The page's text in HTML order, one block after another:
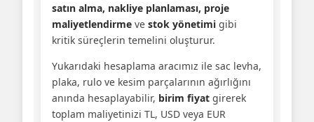
satın alma, nakliye planlaması, proje
maliyetlendirme ve stok yönetimi gibi
kritik süreçlerin temelini oluşturur.
Yukarıdaki hesaplama aracımız ile sac levha,
plaka, rulo ve kesim parçalarının ağırlığını
anında hesaplayabilir, birim fiyat girerek
toplam maliyetinizi TL, USD veya EUR